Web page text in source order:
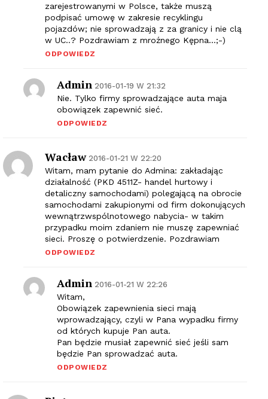
zarejestrowanymi w Polsce, także muszą
podpisać umowę w zakresie recyklingu
pojazdów; nie sprowadzają z za granicy i nie clą
w UC..? Pozdrawiam z mroźnego Kępna…;-)
ODPOWIEDZ
Admin 2016-01-19 W 21:32
Nie. Tylko firmy sprowadzające auta maja
obowiązek zapewnić sieć.
ODPOWIEDZ
Wacław 2016-01-21 W 22:20
Witam, mam pytanie do Admina: zakładając
działalność (PKD 4511Z- handel hurtowy i
detaliczny samochodami) polegającą na obrocie
samochodami zakupionymi od firm dokonujących
wewnątrzwspólnotowego nabycia- w takim
przypadku moim zdaniem nie muszę zapewniać
sieci. Proszę o potwierdzenie. Pozdrawiam
ODPOWIEDZ
Admin 2016-01-21 W 22:26
Witam,
Obowiązek zapewnienia sieci mają
wprowadzający, czyli w Pana wypadku firmy
od których kupuje Pan auta.
Pan będzie musiał zapewnić sieć jeśli sam
będzie Pan sprowadzać auta.
ODPOWIEDZ